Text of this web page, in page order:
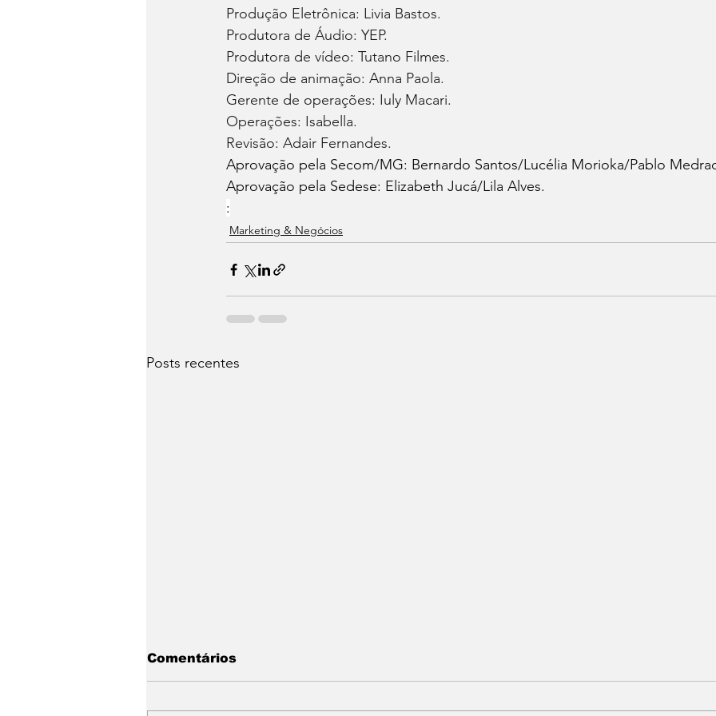
Produção Eletrônica: Livia Bastos.
Produtora de Áudio: YEP.
Produtora de vídeo: Tutano Filmes.
Direção de animação: Anna Paola.
Gerente de operações: Iuly Macari.
Operações: Isabella.
Revisão: Adair Fernandes.
Aprovação pela Secom/MG: Bernardo Santos/Lucélia Morioka/Pablo
Aprovação pela Sedese: Elizabeth Jucá/Lila Alves.
:
Marketing & Negócios
Posts recentes
Comentários